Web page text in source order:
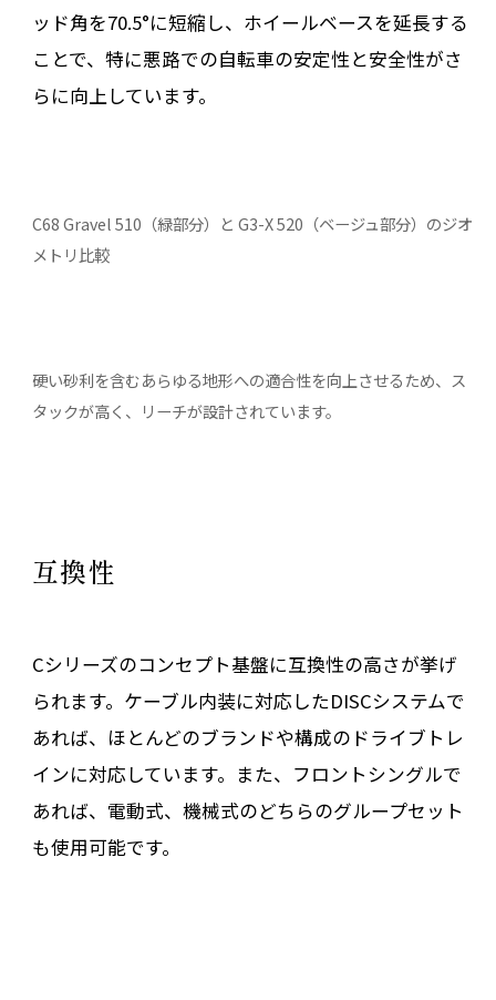
ッド角を70.5°に短縮し、ホイールベースを延長する
ことで、特に悪路での自転車の安定性と安全性がさ
らに向上しています。
C68 Gravel 510（緑部分）と G3-X 520（ベージュ部分）のジオ
メトリ比較
硬い砂利を含むあらゆる地形への適合性を向上させるため、ス
タックが高く、リーチが設計されています。
互換性
Cシリーズのコンセプト基盤に互換性の高さが挙げ
られます。ケーブル内装に対応したDISCシステムで
あれば、ほとんどのブランドや構成のドライブトレ
インに対応しています。また、フロントシングルで
あれば、電動式、機械式のどちらのグループセット
も使用可能です。